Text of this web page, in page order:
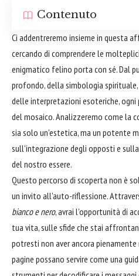
Contenuto
Ci addentreremo insieme in questa
cercando di comprendere le
enigmatico felino porta con sé. Dal
profondo, della simbologia
delle interpretazioni esoteriche,
del mosaico. Analizzeremo come la
sia solo un'estetica, ma un potente
sull'integrazione degli opposti e
del nostro essere.
Questo percorso di scoperta non è
un invito all'auto-riflessione.
bianco e nero, avrai l'opportunità di
tua vita, sulle sfide che stai
potresti non aver ancora
pagine possano servire come una